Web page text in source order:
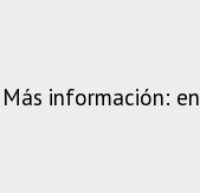
Más información: en